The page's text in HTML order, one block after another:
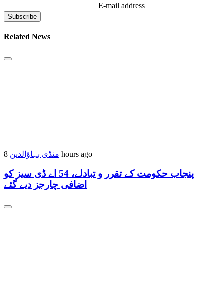
E-mail address
Related News
منڈی بہاؤالدین 8 hours ago
پنجاب حکومت کے تقرر و تبادلے، 54 اے ڈی سیز کو
اضافی چارجز دیے گئے